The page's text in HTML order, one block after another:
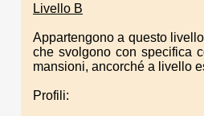
Livello B
Appartengono a questo
che svolgono con specifica
mansioni, ancorché a livello
Profili: